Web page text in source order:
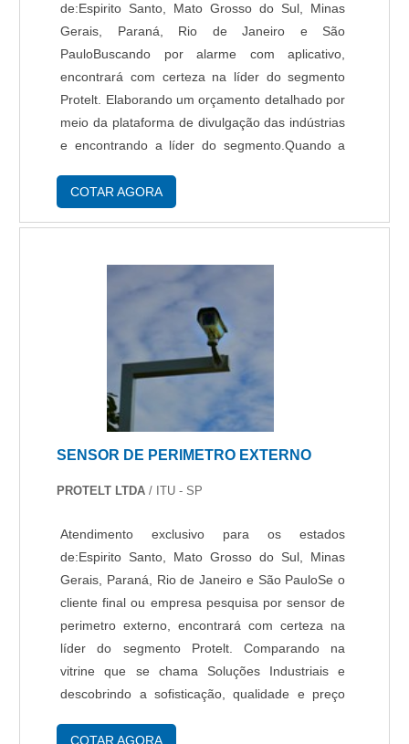
de:Espirito Santo, Mato Grosso do Sul, Minas
Gerais, Paraná, Rio de Janeiro e São
PauloBuscando por alarme com aplicativo,
encontrará com certeza na líder do segmento
Protelt. Elaborando um orçamento detalhado por
meio da plataforma de divulgação das indústrias
e encontrando a líder do segmento.Quando a
equipe da Protelt poderá encontrar assertividade
APLICATIVOHá muitas maneiras eficientes de
demonstrar competência e excelência em sua
área de atuação. A Protelt canaliza sua energia
em oferecer um estrutura com: Catálogo
variado de serviços e produtos; Escritório de
alta qualidade onde são realizadas as
atividades; Tecnologia de ponta. Tudo para
custo-benefício. Não obstante, quando falamos
em alarme com aplicativo, sempre deve-se
serviços com ótima qualidade e precisão,
detalhes primordiais que são deixados de lado
por muitas empresas que não focam na
fidelização do cliente.É por tudo isso e muito
mais que a Protelt é responsável quando
tratamos do segmento de projeto e implantação
de sistemas de segurança eletrônicos
corporativos e residenciais. A empresa objetiva
os clientes. Conta com equipes certificadas que
COTAR AGORA
SENSOR DE PERIMETRO EXTERNO
PROTELT LTDA / ITU - SP
Atendimento exclusivo para os estados
de:Espirito Santo, Mato Grosso do Sul, Minas
Gerais, Paraná, Rio de Janeiro e São PauloSe o
cliente final ou empresa pesquisa por sensor de
perimetro externo, encontrará com certeza na
líder do segmento Protelt. Comparando na
vitrine que se chama Soluções Industriais e
descobrindo a sofisticação, qualidade e preço
sensor de perimetro externo, com a equipe da
COTAR AGORA